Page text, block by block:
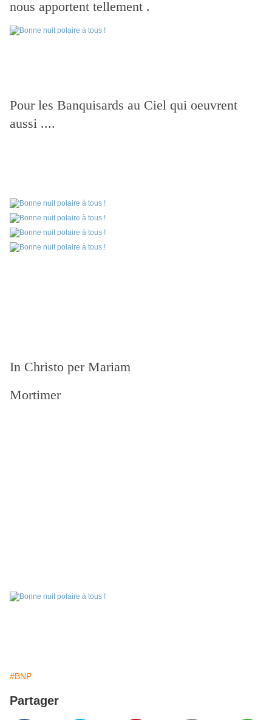
nous apportent tellement .
Pour les Banquisards au Ciel qui oeuvrent
aussi ....
In Christo per Mariam
Mortimer
#BNP
Partager